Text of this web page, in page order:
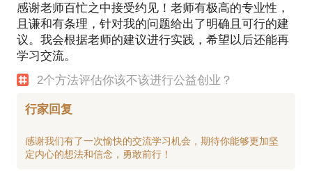
感谢老师百忙之中接受约见！老师有极高的专业性，
且谦和有条理，针对我的问题给出了明确且可行的建
议。我会根据老师的建议进行实践，希望以后还能再
学习交流。
2个方法评估你该不该进行公益创业？
行家回复
感谢我们有了一次愉快的交流学习机会，期待你能够更加坚